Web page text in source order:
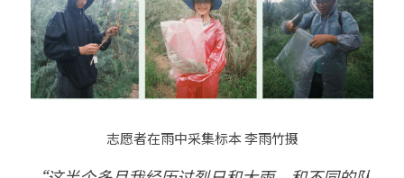
志愿者在雨中采集标本 李雨竹摄